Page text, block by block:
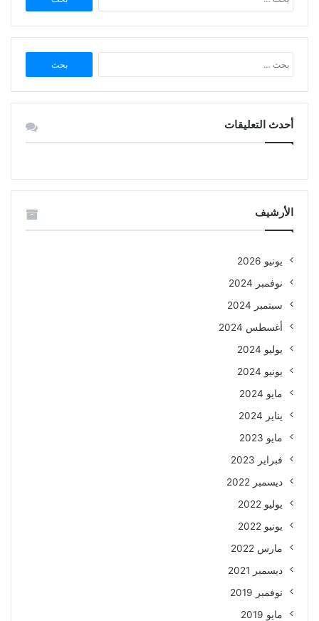
عن:
عن:
أحدث التعليقات
الأرشيف
يونيو 2026
نوفمبر 2024
سبتمبر 2024
أغسطس 2024
يوليو 2024
يونيو 2024
مايو 2024
يناير 2024
مايو 2023
فبراير 2023
ديسمبر 2022
يوليو 2022
يونيو 2022
مارس 2022
ديسمبر 2021
نوفمبر 2019
مايو 2019